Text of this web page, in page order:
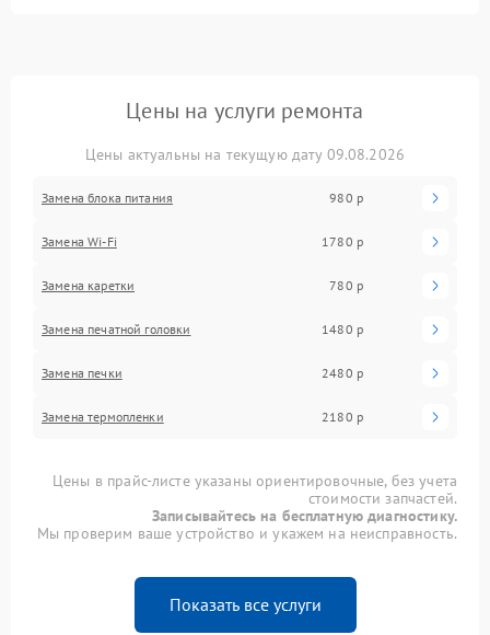
Цены на услуги ремонта
Цены актуальны на текущую дату 09.08.2026
Замена блока питания 980 р
Замена Wi-Fi 1780 р
Замена каретки 780 р
Замена печатной головки 1480 р
Замена печки 2480 р
Замена термопленки 2180 р
Цены в прайс-листе указаны ориентировочные, без учета
стоимости запчастей.
Записывайтесь на бесплатную диагностику.
Мы проверим ваше устройство и укажем на неисправность.
Показать все услуги